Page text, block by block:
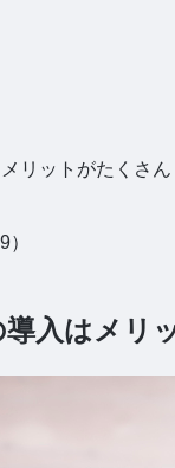
リットがたくさ
入はメリ